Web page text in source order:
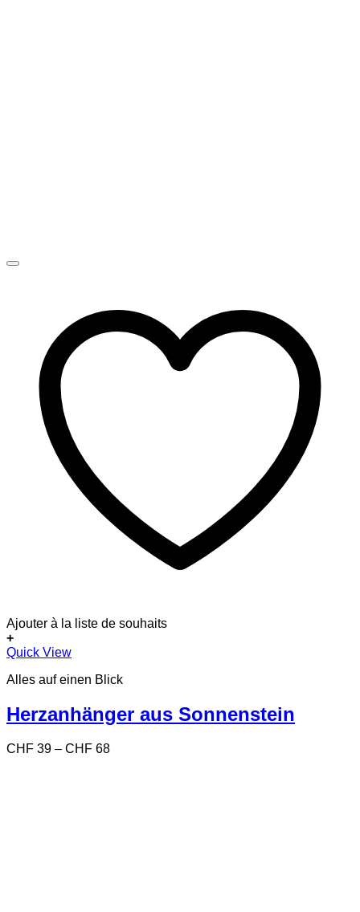
Ajouter à la liste de souhaits
+
Dieses
weist
Varianten
auf.
Optionen
Quick View
Alles auf einen Blick
Herzanhänger aus Sonnenstein
CHF 39 – CHF 68Preisspanne: